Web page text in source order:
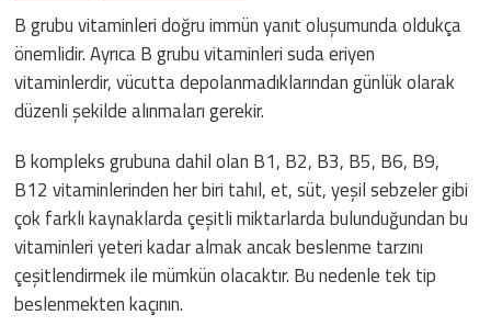
B grubu vitaminleri doğru immün yanıt oluşumunda oldukça
önemlidir. Ayrıca B grubu vitaminleri suda eriyen
vitaminlerdir, vücutta depolanmadıklarından günlük olarak
düzenli şekilde alınmaları gerekir.
B kompleks grubuna dahil olan B1, B2, B3, B5, B6, B9,
B12 vitaminlerinden her biri tahıl, et, süt, yeşil sebzeler gibi
çok farklı kaynaklarda çeşitli miktarlarda bulunduğundan bu
vitaminleri yeteri kadar almak ancak beslenme tarzını
çeşitlendirmek ile mümkün olacaktır. Bu nedenle tek tip
beslenmekten kaçının.